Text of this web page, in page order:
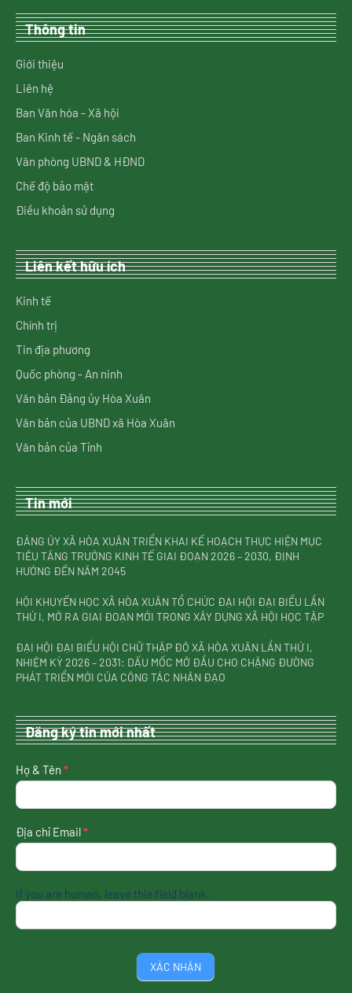
Thông tin
Giới thiệu
Liên hệ
Ban Văn hóa - Xã hội
Ban Kinh tế - Ngân sách
Văn phòng UBND & HĐND
Chế độ bảo mật
Điều khoản sử dụng
Liên kết hữu ích
Kinh tế
Chính trị
Tin địa phương
Quốc phòng - An ninh
Văn bản Đảng ủy Hòa Xuân
Văn bản của UBND xã Hòa Xuân
Văn bản của Tỉnh
Tin mới
ĐẢNG ỦY XÃ HÒA XUÂN TRIỂN KHAI KẾ HOẠCH THỰC HIỆN MỤC
TIÊU TĂNG TRƯỞNG KINH TẾ GIAI ĐOẠN 2026 – 2030, ĐỊNH
HƯỚNG ĐẾN NĂM 2045
HỘI KHUYẾN HỌC XÃ HÒA XUÂN TỔ CHỨC ĐẠI HỘI ĐẠI BIỂU LẦN
THỨ I, MỞ RA GIAI ĐOẠN MỚI TRONG XÂY DỰNG XÃ HỘI HỌC TẬP
ĐẠI HỘI ĐẠI BIỂU HỘI CHỮ THẬP ĐỎ XÃ HÒA XUÂN LẦN THỨ I,
NHIỆM KỲ 2026 – 2031: DẤU MỐC MỞ ĐẦU CHO CHẶNG ĐƯỜNG
PHÁT TRIỂN MỚI CỦA CÔNG TÁC NHÂN ĐẠO
Đăng ký tin mới nhất
nhận
tin
nhất
Họ & Tên *
Địa chỉ Email*
If you are human, leave this field blank.
XÁC NHẬN